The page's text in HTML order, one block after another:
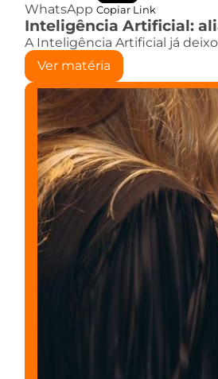
WhatsApp Copiar Link
Inteligência Artificial:
A Inteligência Artificial já
Ver matéria